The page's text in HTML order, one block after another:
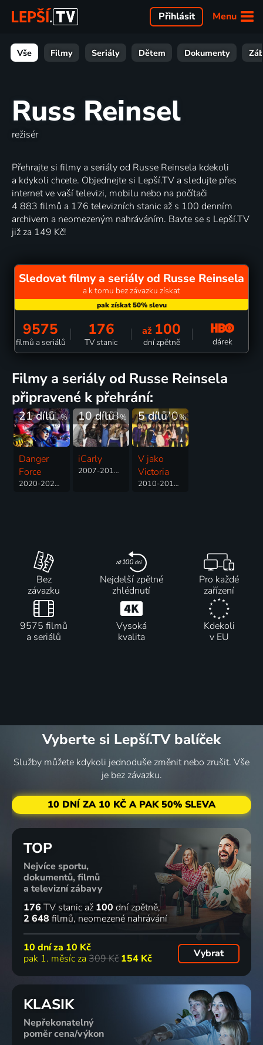
Menu
Přihlásit
Vše Filmy Seriály Dětem Dokumenty
Russ Reinsel
režisér
Přehrajte si filmy a seriály od Russe Reinsela kdekoli
a kdykoli chcete. Objednejte si Lepší.TV a sledujte přes
internet ve vaší televizi, mobilu nebo na počítači
4 883 filmů a 176 televizních stanic až s 100 denním
archivem a neomezeným nahráváním. Bavte se s Lepší.TV
již za 149 Kč!
Sledovat filmy a seriály od Russe Reinsela
a k tomu bez závazku získat
9575
filmů a seriálů
176
TV stanic
až 100
dní zpětně dárek
filmy a seriály od Russe Reinsela
připravené k přehrání:
41%
21 dílů
Danger
Force
2020-2023 | USA | Akční, Komedie, Rodinný
68%
10 dílů
iCarly
2007-2012 | USA | Komedie, Rodinný, Romantický
70%
5 dílů
V jako
Victoria
2010-2012 | USA | Drama, Hudební, Komedie, Rodinný, Romantický
Bez
závazku
Nejdelší zpětné
zhlédnutí
Pro každé
zařízení
9575 filmů
a seriálů
Vysoká
kvalita
Kdekoli
v EU
Vyberte si Lepší.TV balíček
Služby můžete kdykoli jednoduše změnit nebo zrušit. Vše
je bez závazku.
10 DNÍ ZA 10 KČ A PAK 50% SLEVA
TOP
Nejvíce sportu,
dokumentů, filmů
a televizní zábavy
176 TV stanic až 100 dní zpětně
2 648 filmů neomezené nahrávání
10 dní za 10 Kč
pak 1. měsíc za 309 Kč 154 Kč Vybrat
KLASIK
Nepřekonatelný
poměr cena/výkon